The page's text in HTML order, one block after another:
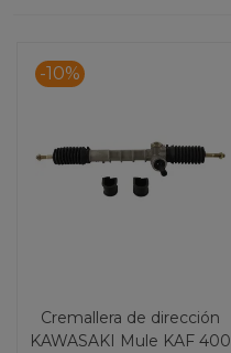
-10%
Cremallera de dirección
KAWASAKI Mule KAF 400